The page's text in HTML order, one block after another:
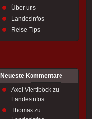
Über uns
Landesinfos
Reise-Tips
Neueste Kommentare
Axel Viertlböck zu
Landesinfos
Thomas zu